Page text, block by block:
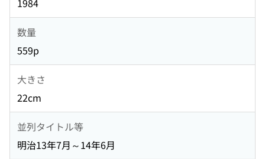
1984
数量
559p
大きさ
22cm
並列タイトル等
明治13年7月～14年6月